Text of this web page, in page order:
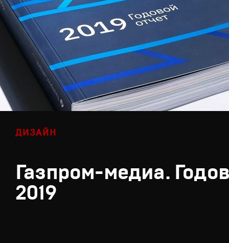
ДИЗАЙН
Газпром-медиа.
2019